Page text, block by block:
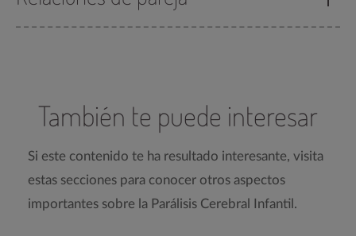
También te puede interesar
Si este contenido te ha resultado interesante, visita
estas secciones para conocer otros aspectos
importantes sobre la Parálisis Cerebral Infantil.